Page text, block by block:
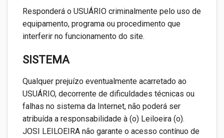
Responderá o USUÁRIO criminalmente pelo uso de
equipamento, programa ou procedimento que
interferir no funcionamento do site.
SISTEMA
Qualquer prejuízo eventualmente acarretado ao
USUÁRIO, decorrente de dificuldades técnicas ou
falhas no sistema da Internet, não poderá ser
atribuída a responsabilidade à (o) Leiloeira (o).
JOSI LEILOEIRA não garante o acesso contínuo de